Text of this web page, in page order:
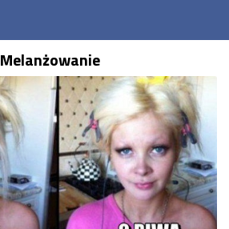
Melanżowanie